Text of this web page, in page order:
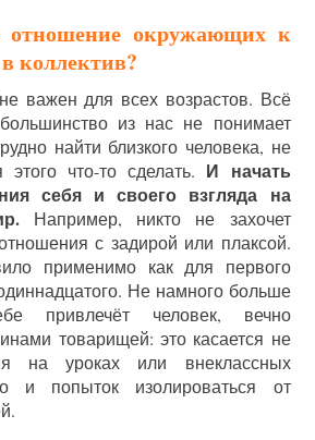
отношение окружающих к
коллектив?
важен для всех возрастов. Всё
из нас не понимает
найти близкого человека, не
что-то сделать. И начать
себя и своего взгляда на
Например, никто не захочет
с задирой или плаксой.
применимо как для первого
Не намного больше
привлечёт человек, вечно
товарищей: это касается не
на уроках или внеклассных
и попыток изолироваться от